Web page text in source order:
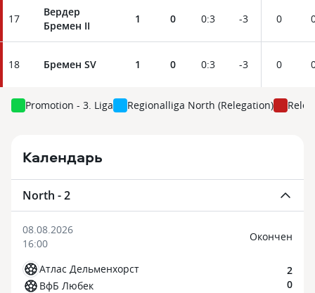
17
Вердер
Бремен II
1 0 0:3 -3 0
18 Бремен SV 1 0 0:3 -3 0
Promotion - 3. Liga Regionalliga North (Relegation)
Календарь
North - 2
08.08.2026
16:00
Атлас Дельменхорст
ВфБ Любек
Окончен
2
0